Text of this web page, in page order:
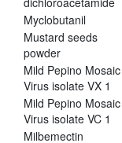
Myclobutanil
Mustard seeds
powder
Mild Pepino Mosaic
Virus isolate VX 1
Mild Pepino Mosaic
Virus isolate VC 1
Milbemectin